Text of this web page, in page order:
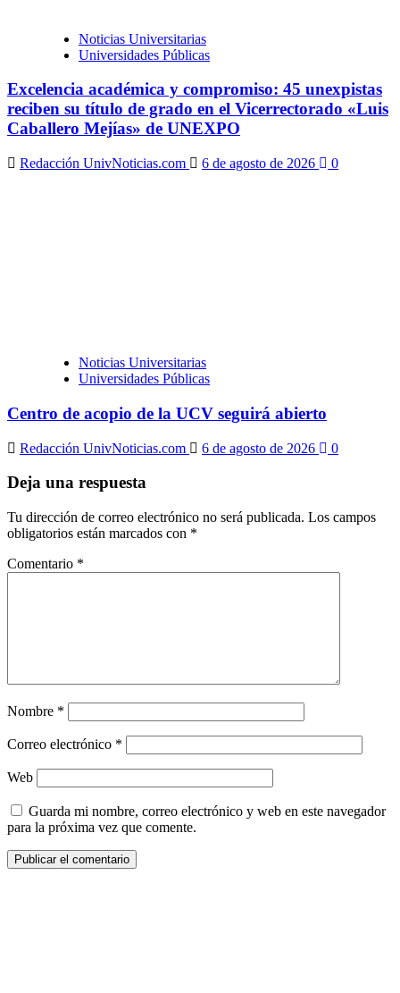
Noticias Universitarias
Universidades Públicas
Excelencia académica y compromiso: 45 unexpistas
reciben su título de grado en el Vicerrectorado «Luis
Caballero Mejías» de UNEXPO
Redacción UnivNoticias.com 6 de agosto de 2026 0
Noticias Universitarias
Universidades Públicas
Centro de acopio de la UCV seguirá abierto
Redacción UnivNoticias.com 6 de agosto de 2026 0
Deja una respuesta
Tu dirección de correo electrónico no será publicada. Los campos
obligatorios están marcados con *
Comentario *
Nombre *
Correo electrónico *
Web
Guarda mi nombre, correo electrónico y web en este navegador
para la próxima vez que comente.